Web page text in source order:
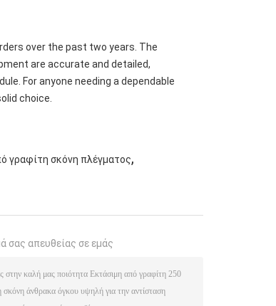
over the past two years. The
are accurate and detailed,
For anyone needing a dependable
choice.
γραφίτη σκόνη πλέγματος,
σας απευθείας σε εμάς